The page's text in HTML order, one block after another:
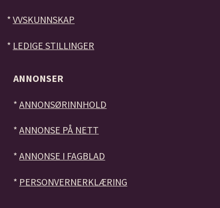
* VVSKUNNSKAP
* LEDIGE STILLINGER
ANNONSER
*ANNONSØRINNHOLD
*ANNONSE PÅ NETT
*ANNONSE I FAGBLAD
* PERSONVERNERKLÆRING